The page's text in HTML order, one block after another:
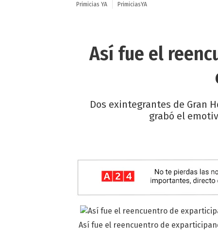
Primicias YA PrimiciasYA
Así fue el
Dos exintegrantes de Gran
grabó el
Así fue el reencuentro de